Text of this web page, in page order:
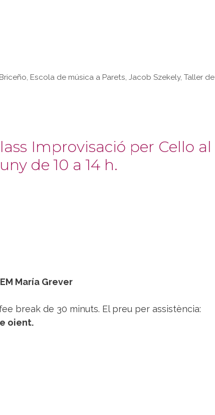
, Escola de música a Parets,Jacob Szekely,Taller de
Improvisació per Cello al
de 10 a 14 h.
María Grever
break de 30 minuts. El preu per assistència:
oient.